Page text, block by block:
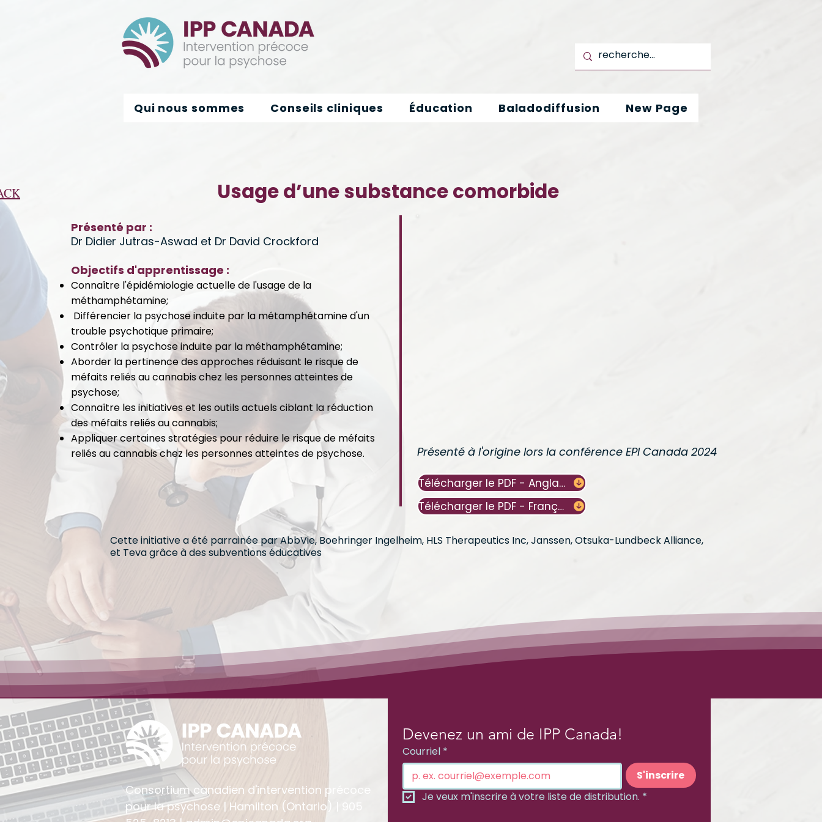
Qui nous sommes Conseils cliniques Éducation Baladodiffusion New Page
Usage d’une substance comorbide
Présenté par :
Dr Didier Jutras-Aswad et Dr David Crockford
Objectifs d'apprentissage :
Connaître l'épidémiologie actuelle de l'usage de la
méthamphétamine;
Différencier la psychose induite par la métamphétamine d'un
trouble psychotique primaire;
Contrôler la psychose induite par la méthamphétamine;
Aborder la pertinence des approches réduisant le risque de
méfaits reliés au cannabis chez les personnes atteintes de
psychose;
Connaître les initiatives et les outils actuels ciblant la réduction
des méfaits reliés au cannabis;
Appliquer certaines stratégies pour réduire le risque de méfaits
reliés au cannabis chez les personnes atteintes de psychose.
Présenté à l'origine lors la conférence EPI Canada 2024
Télécharger le PDF - Anglais
Télécharger le PDF - Français
Cette initiative a été parrainée par AbbVie, Boehringer Ingelheim, HLS Therapeutics Inc, Janssen, Otsuka-Lundbeck Alliance,
et Teva grâce à des subventions éducatives
Consortium canadien d'intervention précoce
pour la psychose | Hamilton (Ontario) | 905
Devenez un ami de IPP Canada!
Courriel *
S'inscrire
Je veux m'inscrire à votre liste de distribution. *